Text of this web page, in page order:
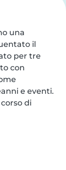
una
il
per tre
con
e eventi.
di